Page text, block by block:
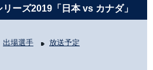
ーズ2019「日本 vs カナダ」
出場選手 放送予定